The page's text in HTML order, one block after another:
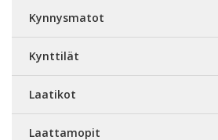
Kynnysmatot
Kynttilät
Laatikot
Laattamopit